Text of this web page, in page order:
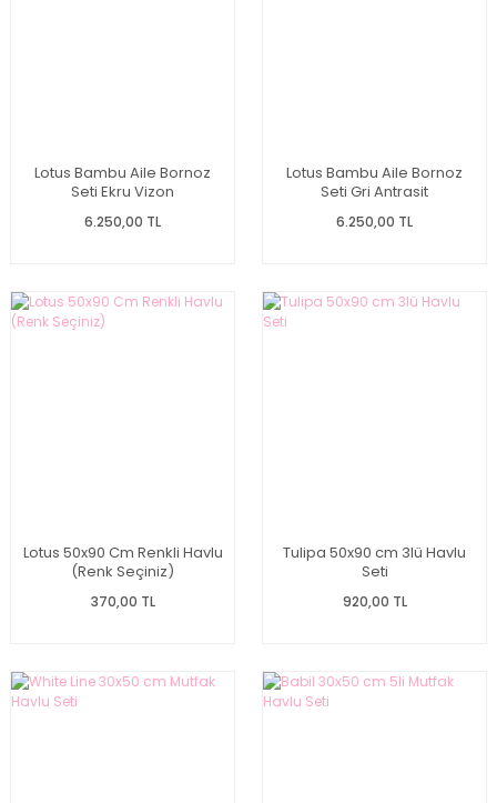
Lotus Bambu Aile Bornoz
Seti Ekru Vizon
6.250,00 TL
Lotus Bambu Aile Bornoz
Seti Gri Antrasit
6.250,00 TL
Lotus 50x90 Cm Renkli Havlu
(Renk Seçiniz)
370,00 TL
Tulipa 50x90 cm 3lü Havlu
Seti
920,00 TL